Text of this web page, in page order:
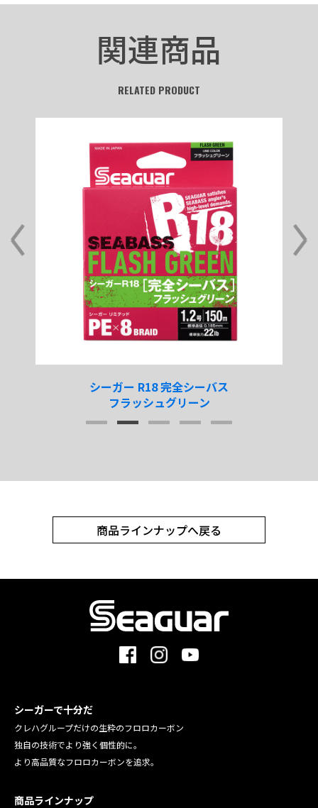
関連商品
RELATED PRODUCT
シーガー R18 完全シーバス
フラッシュグリーン
商品ラインナップへ戻る
シーガーで十分だ
クレハグループだけの生粋のフロロカーボン
独自の技術でより強く個性的に。
より高品質なフロロカーボンを追求。
商品ラインナップ